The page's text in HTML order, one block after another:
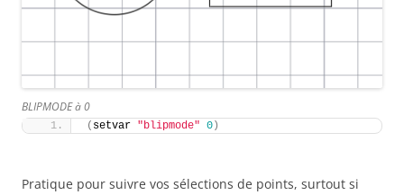
BLIPMODE à 0
( setvar "blipmode" 0)
Pratique pour suivre vos sélections de points, surtout si